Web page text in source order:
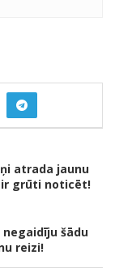
atrada jaunu
ir grūti noticēt!
šādu
reizi!